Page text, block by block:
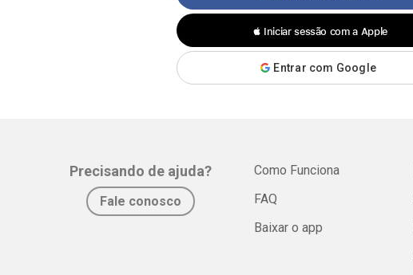
 Iniciar sessão com a Apple
Entrar com Google
Precisando de ajuda?
Fale conosco
Como Funciona
FAQ
Baixar o app